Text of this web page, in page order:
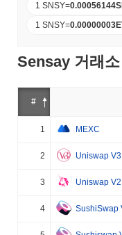
1 SNSY=0.00056144
1 SNSY=0.00000003
Sensay 거래소
#
1 MEXC
2 Uniswap
3 Uniswap
4 SushiSwap